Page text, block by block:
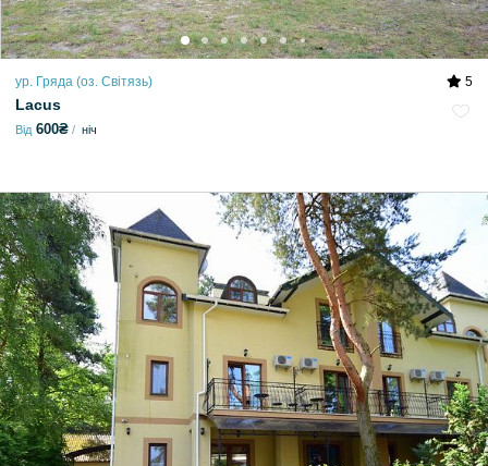
ур. Гряда (оз. Світязь) 5
Lacus
Від 600₴ ніч